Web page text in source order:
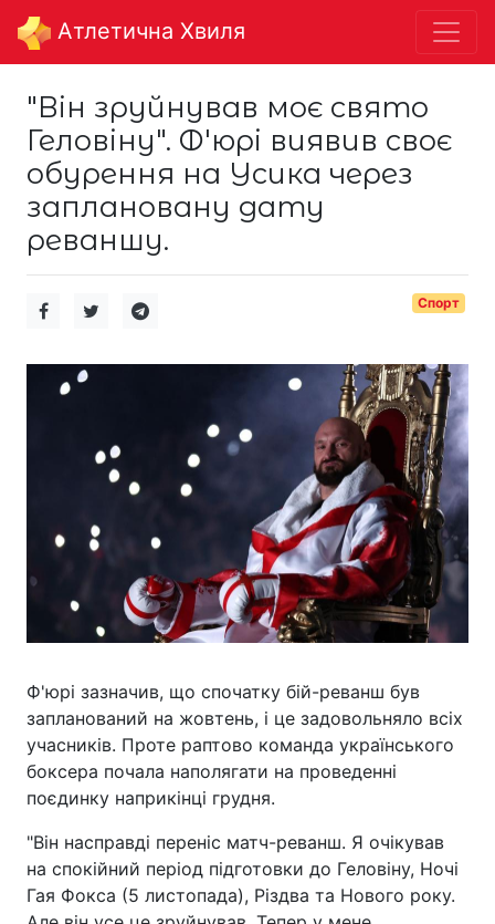
Aтлетична Хвиля
"Він зруйнував моє свято
Геловіну". Ф'юрі виявив своє
обурення на Усика через
заплановану дату
реваншу.
Спорт
Ф'юрі зазначив, що спочатку бій-реванш був
запланований на жовтень, і це задовольняло всіх
учасників. Проте раптово команда українського
боксера почала наполягати на проведенні
поєдинку наприкінці грудня.
"Він насправді переніс матч-реванш. Я очікував
на спокійний період підготовки до Геловіну, Ночі
Гая Фокса (5 листопада), Різдва та Нового року.